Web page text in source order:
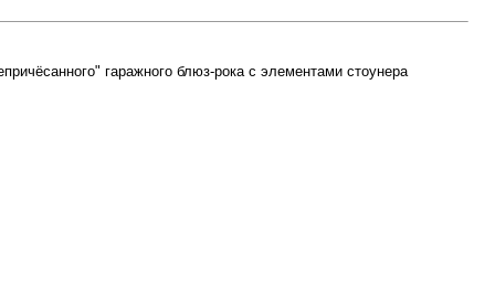
гаражного блюз-рока с элементами стоунера